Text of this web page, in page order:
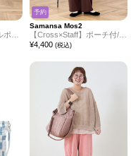
予約
Samansa Mos2
【Cross×Staff】ポーチ付/まんまるポシェット
¥4,400 (税込)